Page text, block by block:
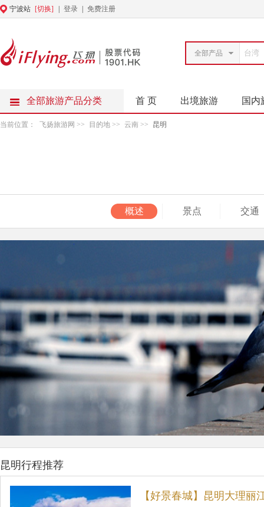
宁波站 [切换] 登录 免费注册
全部产品
全部旅游产品分类 首 页 出境旅游 国内
当前位置： 飞扬旅游网 >> 目的地 >> 云南 >> 昆明
概述 景点 交通
昆明行程推荐
【好景春城】昆明大理丽